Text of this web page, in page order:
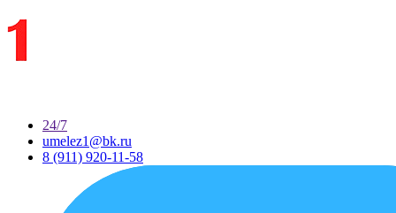
24/7
umelez1@bk.ru
8 (911) 920-11-58